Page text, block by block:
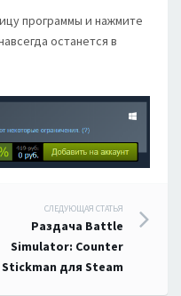
программы и нажмите
останется в
СЛЕДУЮЩАЯ СТАТЬЯ
Раздача Battle
Simulator: Counter
Stickman для Steam